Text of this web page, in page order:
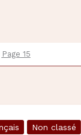
Page 15
Non classé